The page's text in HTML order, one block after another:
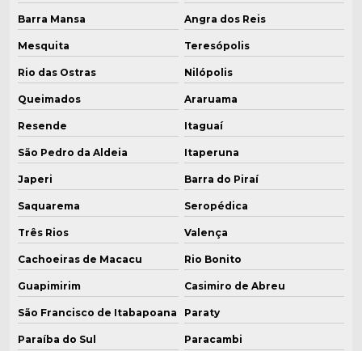
Caldeira vertical
Caldeira vertical a gás
Caldeira vertical a lenha
Caldeira vertical a lenha usada
Caldeirarias em minas gerais
Caldeiras e aquecedores
Caldeiras elétricas pequenas
Caldeiras elétricas preços
Caldeiras fogoaquatubulares
Barra Mansa Angra dos Reis
Mesquita Teresópolis
Rio das Ostras Nilópolis
Queimados Araruama
Resende Itaguaí
São Pedro da Aldeia Itaperuna
Japeri Barra do Piraí
Saquarema Seropédica
Três Rios Valença
Cachoeiras de Macacu Rio Bonito
Guapimirim Casimiro de Abreu
São Francisco de Itabapoana Paraty
Paraíba do Sul Paracambi